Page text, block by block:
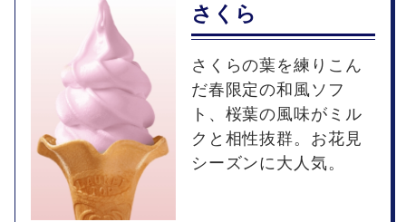
さくら
さくらの葉を練りこん
だ春限定の和風ソフ
ト、桜葉の風味がミル
クと相性抜群。お花見
シーズンに大人気。